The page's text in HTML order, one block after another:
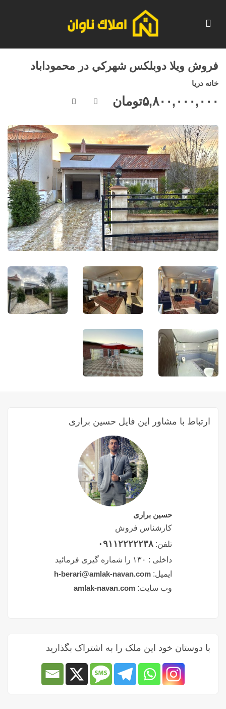
فروش ويلا دوبلكس شهركي در محموداباد
خانه دريا
۵,۸۰۰,۰۰۰,۰۰۰تومان
ارتباط با مشاور این فایل حسین براری
حسین براری
کارشناس فروش
تلفن: ۰۹۱۱۲۲۲۲۲۳۸
داخلی : ۱۳۰ را شماره گیری فرمائید
ایمیل: h-berari@amlak-navan.com
وب سایت: amlak-navan.com
با دوستان خود این ملک را به اشتراک بگذارید